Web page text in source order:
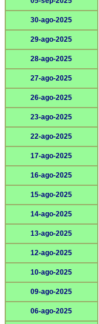
30-ago-2025
29-ago-2025
28-ago-2025
27-ago-2025
26-ago-2025
23-ago-2025
22-ago-2025
17-ago-2025
16-ago-2025
15-ago-2025
14-ago-2025
13-ago-2025
12-ago-2025
10-ago-2025
09-ago-2025
06-ago-2025